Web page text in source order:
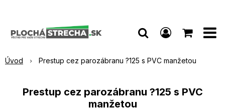
Úvod Prestup cez parozábranu ?125 s PVC manžetou
Prestup cez parozábranu ?125 s PVC
manžetou